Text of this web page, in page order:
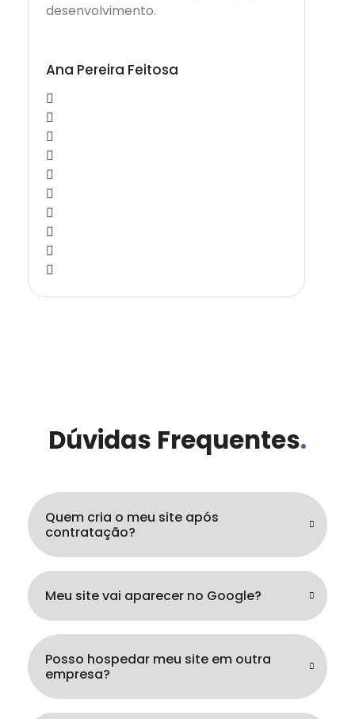
desenvolvimento.
Ana Pereira Feitosa
Dúvidas Frequentes.
Quem cria o meu site após
contratação?
Meu site vai aparecer no Google?
Posso hospedar meu site em outra
empresa?